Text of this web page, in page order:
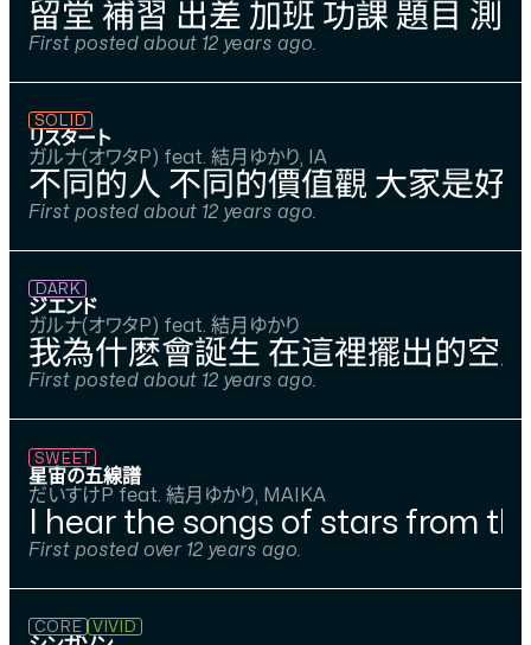
留堂 補習 出差 加班 功課 題目 測
First posted about 12 years ago.
リスタート
ガルナ(オワタP) feat. 結月ゆかり, IA
SOLID
不同的人 不同的價值觀 大家是好
First posted about 12 years ago.
ジエンド
ガルナ(オワタP) feat. 結月ゆかり
DARK
我為什麽會誕生 在這裡擺出的空
First posted about 12 years ago.
星宙の五線譜
だいすけP feat. 結月ゆかり, MAIKA
SWEET
I hear the songs of stars from
First posted over 12 years ago.
CORE VIVID